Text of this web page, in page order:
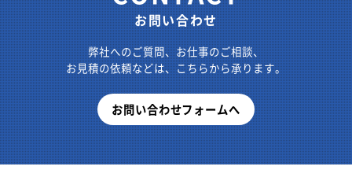
お問い合わせ
弊社へのご質問、お仕事のご相談、
お見積の依頼などは、こちらから承ります。
お問い合わせフォームへ